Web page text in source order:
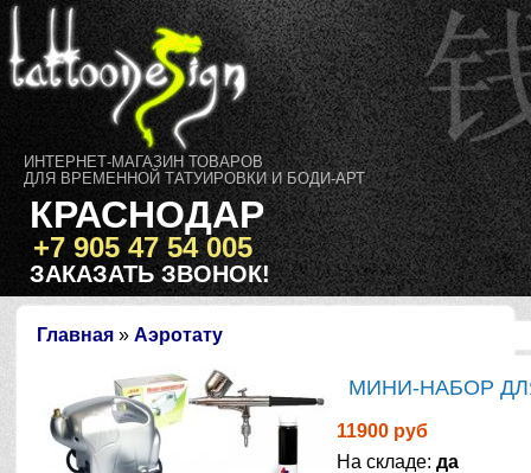
ИНТЕРНЕТ-МАГАЗИН ТОВАРОВ
ДЛЯ ВРЕМЕННОЙ ТАТУИРОВКИ И БОДИ-АРТ
КРАСНОДАР
+7 905 47 54 005
ЗАКАЗАТЬ ЗВОНОК!
Главная »Аэротату
МИНИ-НАБОР
11900 руб
На складе:да